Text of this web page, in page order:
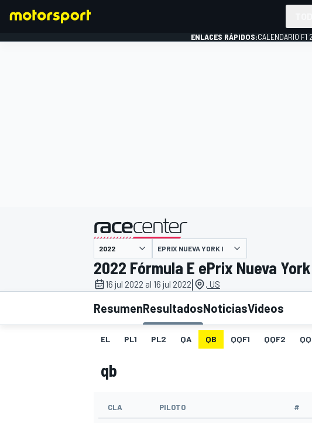
INDYCAR
ENLACES RÁPIDOS:CALENDARIO F1
presentado por
EPRIX NUEVA YORK I
2022 Fórmula E ePrix Nueva
16 jul 2022 al 16 jul 2022| , US
ResumenResultadosNoticiasVideos
EL PL1 PL2 QA QB QQF1 QQF2
qb
CLA PILOTO #